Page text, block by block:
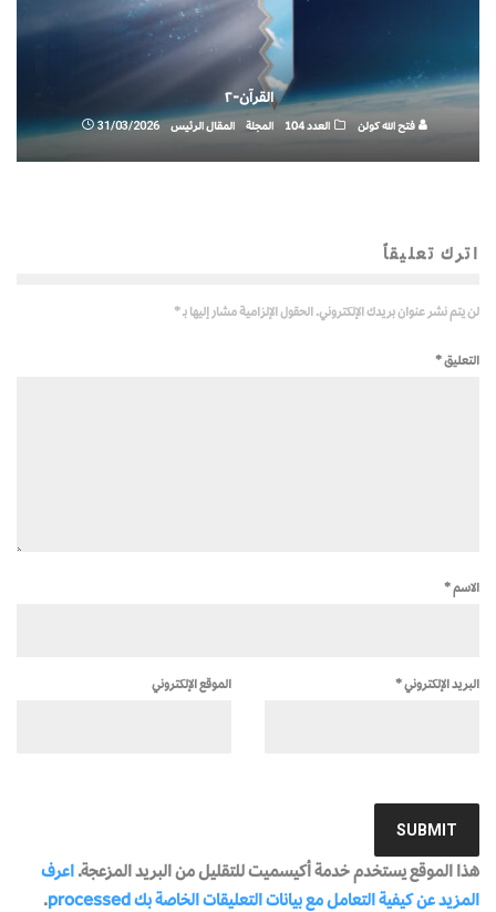
القرآن-٢
فتح الله كولن العدد 104 المجلة المقال الرئيس 31/03/2026
اترك تعليقاً
لن يتم نشر عنوان بريدك الإلكتروني. الحقول الإلزامية مشار إليها بـ*
التعليق*
الاسم*
البريد الإلكتروني* الموقع الإلكتروني
هذا الموقع يستخدم خدمة أكيسميت للتقليل من البريد المزعجة. اعرف
المزيد عن كيفية التعامل مع بيانات التعليقات الخاصة بك processed
.